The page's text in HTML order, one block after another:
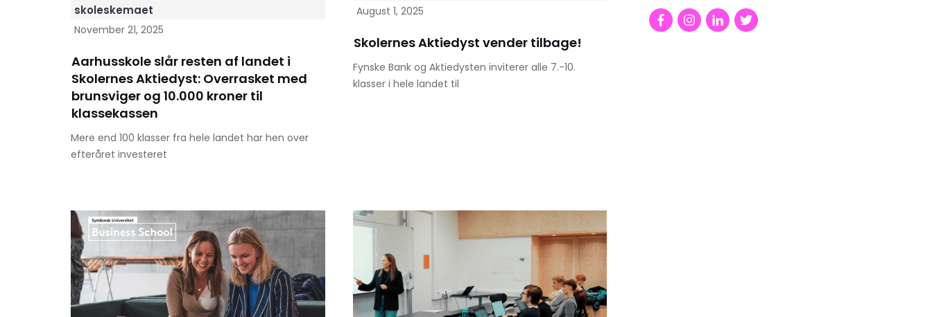
skoleskemaet
November 21, 2025
Aarhusskole slår resten af landet i
Skolernes Aktiedyst: Overrasket med
brunsviger og 10.000 kroner til
klassekassen
Mere end 100 klasser fra hele landet har hen over
efteråret investeret
August 1, 2025
Skolernes Aktiedyst vender tilbage!
Fynske Bank og Aktiedysten inviterer alle 7.-10.
klasser i hele landet til